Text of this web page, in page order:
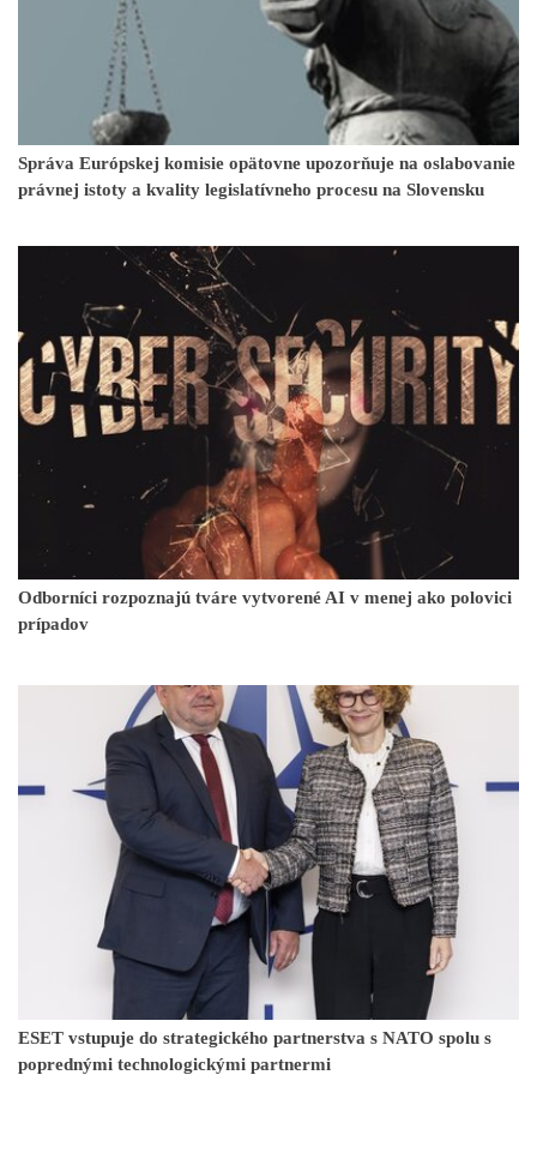
Správa Európskej komisie opätovne upozorňuje na oslabovanie
právnej istoty a kvality legislatívneho procesu na Slovensku
Odborníci rozpoznajú tváre vytvorené AI v menej ako polovici
prípadov
ESET vstupuje do strategického partnerstva s NATO spolu s
poprednými technologickými partnermi